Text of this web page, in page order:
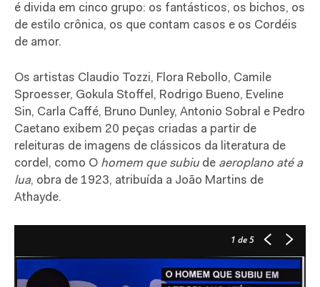
é divida em cinco grupo: os fantásticos, os bichos, os
de estilo crônica, os que contam casos e os Cordéis
de amor.
Os artistas Claudio Tozzi, Flora Rebollo, Camile
Sproesser, Gokula Stoffel, Rodrigo Bueno, Eveline
Sin, Carla Caffé, Bruno Dunley, Antonio Sobral e Pedro
Caetano exibem 20 peças criadas a partir de
releituras de imagens de clássicos da literatura de
cordel, como O homem que subiu de aeroplano até a
lua, obra de 1923, atribuída a João Martins de
Athayde.
1 de 5